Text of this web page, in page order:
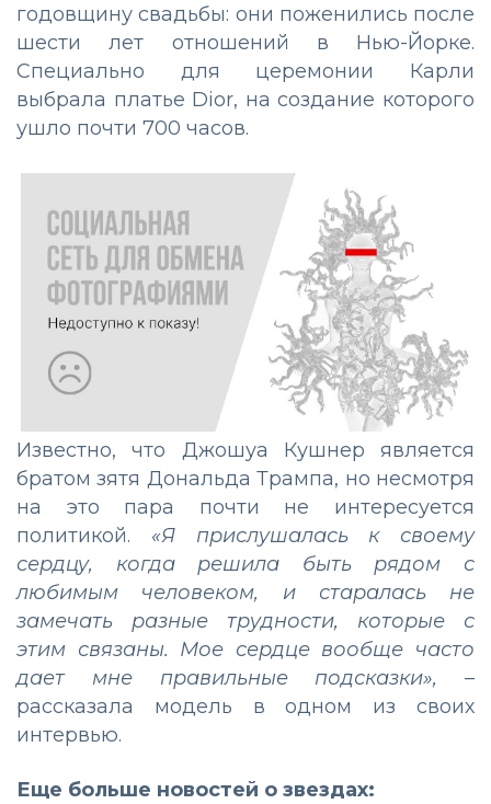
годовщину свадьбы: они поженились после
шести лет отношений в Нью-Йорке.
Специально для церемонии Карли
выбрала платье Dior, на создание которого
ушло почти 700 часов.
Известно, что Джошуа Кушнер является
братом зятя Дональда Трампа, но несмотря
на это пара почти не интересуется
политикой. «Я прислушалась к своему
сердцу, когда решила быть рядом с
любимым человеком, и старалась не
замечать разные трудности, которые с
этим связаны. Мое сердце вообще часто
дает мне правильные подсказки»,
–
рассказала модель в одном из своих
интервью.
Еще больше новостей о звездах: